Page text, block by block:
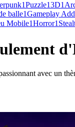
1Puzzle13D1
balle1Gameplay
Mobile1Horror1
avec un